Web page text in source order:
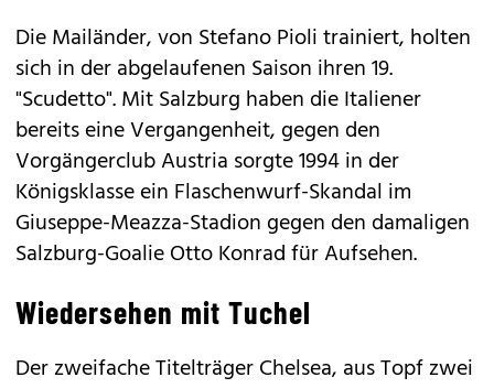
Die Mailänder, von Stefano Pioli trainiert, holten
sich in der abgelaufenen Saison ihren 19.
"Scudetto". Mit Salzburg haben die Italiener
bereits eine Vergangenheit, gegen den
Vorgängerclub Austria sorgte 1994 in der
Königsklasse ein Flaschenwurf-Skandal im
Giuseppe-Meazza-Stadion gegen den damaligen
Salzburg-Goalie Otto Konrad für Aufsehen.
Wiedersehen mit Tuchel
Der zweifache Titelträger Chelsea, aus Topf zwei